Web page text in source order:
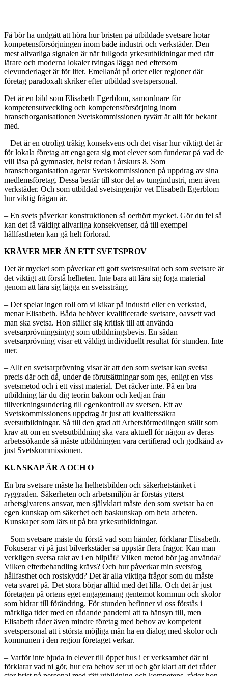
Få bör ha undgått att höra hur bristen på utbildade svetsare hotar
kompetensförsörjningen inom både industri och verkstäder. Den
mest allvarliga signalen är när fullgoda yrkesutbildningar med rätt
lärare och moderna lokaler tvingas lägga ned eftersom
elevunderlaget är för litet. Emellanåt på orter eller regioner där
företag paradoxalt skriker efter utbildad svetspersonal.
Det är en bild som Elisabeth Egerblom, samordnare för
kompetensutveckling och kompetensförsörjning inom
branschorganisationen Svetskommissionen tyvärr är allt för bekant
med.
– Det är en otroligt tråkig konsekvens och det visar hur viktigt det är
för lokala företag att engagera sig mot elever som funderar på vad de
vill läsa på gymnasiet, helst redan i årskurs 8. Som
branschorganisation agerar Svetskommissionen på uppdrag av sina
medlemsföretag. Dessa består till stor del av tungindustri, men även
verkstäder. Och som utbildad svetsingenjör vet Elisabeth Egerblom
hur viktig frågan är.
– En svets påverkar konstruktionen så oerhört mycket. Gör du fel så
kan det få väldigt allvarliga konsekvenser, då till exempel
hållfastheten kan gå helt förlorad.
KRÄVER MER ÄN ETT SVETSPROV
Det är mycket som påverkar ett gott svetsresultat och som svetsare är
det viktigt att förstå helheten. Inte bara att lära sig foga material
genom att lära sig lägga en svetssträng.
– Det spelar ingen roll om vi kikar på industri eller en verkstad,
menar Elisabeth. Båda behöver kvalificerade svetsare, oavsett vad
man ska svetsa. Hon ställer sig kritisk till att använda
svetsarprövningsintyg som utbildningsbevis. En sådan
svetsarprövning visar ett väldigt individuellt resultat för stunden. Inte
mer.
– Allt en svetsarprövning visar är att den som svetsar kan svetsa
precis där och då, under de förutsättningar som ges, enligt en viss
svetsmetod och i ett visst material. Det räcker inte. På en bra
utbildning lär du dig teorin bakom och kedjan från
tillverkningsunderlag till egenkontroll av svetsen. Ett av
Svetskommissionens uppdrag är just att kvalitetssäkra
svetsutbildningar. Så till den grad att Arbetsförmedlingen ställt som
krav att om en svetsutbildning ska vara aktuell för någon av deras
arbetssökande så måste utbildningen vara certifierad och godkänd av
just Svetskommissionen.
KUNSKAP ÄR A OCH O
En bra svetsare måste ha helhetsbilden och säkerhetstänket i
ryggraden. Säkerheten och arbetsmiljön är förstås ytterst
arbetsgivarens ansvar, men självklart måste den som svetsar ha en
egen kunskap om säkerhet och baskunskap om heta arbeten.
Kunskaper som lärs ut på bra yrkesutbildningar.
– Som svetsare måste du förstå vad som händer, förklarar Elisabeth.
Fokuserar vi på just bilverkstäder så uppstår flera frågor. Kan man
verkligen svetsa rakt av i en bilplåt? Vilken metod bör jag använda?
Vilken efterbehandling krävs? Och hur påverkar min svetsfog
hållfasthet och rostskydd? Det är alla viktiga frågor som du måste
veta svaret på. Det stora börjar alltid med det lilla. Och det är just
företagen på ortens eget engagemang gentemot kommun och skolor
som bidrar till förändring. För stunden befinner vi oss förstås i
märkliga tider med en rådande pandemi att ta hänsyn till, men
Elisabeth råder även mindre företag med behov av kompetent
svetspersonal att i största möjliga mån ha en dialog med skolor och
kommunen i den region företaget verkar.
– Varför inte bjuda in elever till öppet hus i er verksamhet där ni
förklarar vad ni gör, hur era behov ser ut och gör klart att det råder